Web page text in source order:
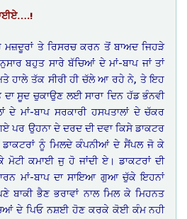
ਮਜ਼ਦੂਰਾਂ ਤੇ ਰਿਸਰਚ ਕਰਨ ਤੋਂ ਬਾਅਦ ਜਿਹੜੇ
ਬਹੁਤ ਸਾਰੇ ਬੱਚਿਆਂ ਦੇ ਮਾਂ-ਬਾਪ ਜਾਂ ਤਾਂ
ਹਾਲੇ ਤੱਕ ਸੀਰੀ ਹੀ ਚੱਲੇ ਆ ਰਹੇ ਨੇ, ਤੇ ਇਹ
ਸੂਦ ਚੁਕਾਉਣ ਲਈ ਸਾਰਾ ਦਿਨ ਹੱਡ ਭੰਨਵੀ
ਦੇ ਮਾਂ-ਬਾਪ ਸਰਕਾਰੀ ਹਸਪਤਾਲਾਂ ਦੇ ਚੱਕਰ
ਪਰ ਉਹਨਾ ਦੇ ਦਰਦ ਦੀ ਦਵਾ ਕਿਸੇ ਡਾਕਟਰ
ਡਾਕਟਰਾਂ ਨੂੰ ਮਿਲਦੇ ਕੰਪਨੀਆਂ ਦੇ ਸੈਂਪਲ ਜੋ ਕੇ
ਕਮਾਈ ਜੁ ਹੋ ਜਾਂਦੀ ਏ। ਡਾਕਟਰਾਂ ਦੀ
ਮਾਂ-ਬਾਪ ਦਾ ਸਾਇਆ ਗੁਆ ਚੁੱਕੇ ਇਹਨਾਂ
ਬਾਕੀ ਭੈਣ ਭਰਾਵਾਂ ਨਾਲ ਮਿਲ ਕੇ ਮਿਹਨਤ
ਦੇ ਪਿਓ ਨਸ਼ਈ ਹੋਣ ਕਰਕੇ ਕੋਈ ਕੰਮ ਨਹੀ